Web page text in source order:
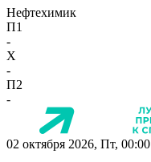
Нефтехимик
П1
-
X
-
П2
-
02 октября 2026, Пт, 00:00